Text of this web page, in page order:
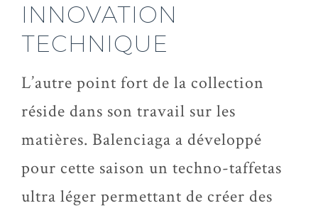
INNOVATION
TECHNIQUE
L’autre point fort de la collection
réside dans son travail sur les
matières. Balenciaga a développé
pour cette saison un techno-taffetas
ultra léger permettant de créer des